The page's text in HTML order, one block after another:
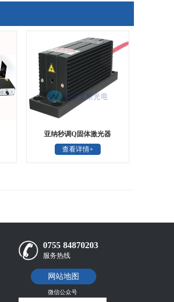
亚纳秒调Q固体激光器
查看详情+
0755 84870203
服务热线
网站地图
微信公众号